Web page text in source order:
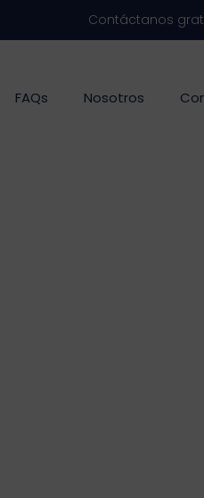
Contáctanos
FAQs Nosotros